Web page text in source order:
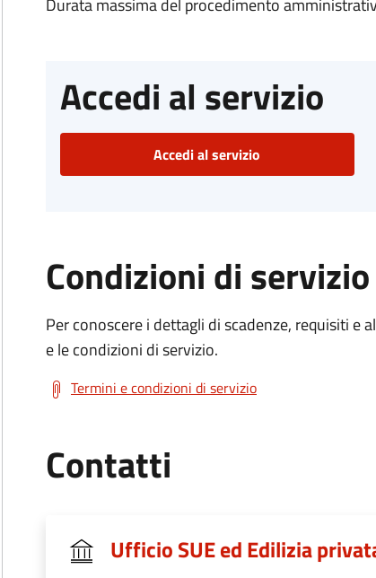
Durata massima del procedimento
Accedi al servizio
Accedi al servizio
Condizioni di servizio
Per conoscere i dettagli di scadenze, requisiti
e le condizioni di servizio.
Termini e condizioni di servizio
Contatti
Ufficio SUE ed Edilizia